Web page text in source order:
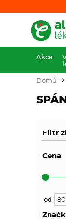
Akce
Domů
Filtr
Cena
od